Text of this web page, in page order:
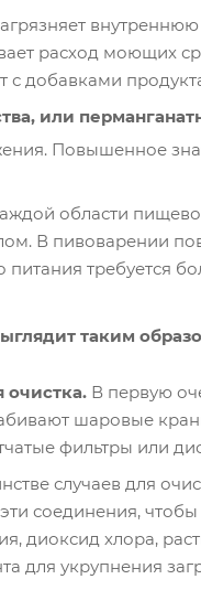
расход моющих
с добавками
или
Повышенное
области
В пивоварении
питания требуется
таким
очистка. В первую
шаровые
фильтры или
случаев для
соединения,
диоксид хлора,
для укрупнения